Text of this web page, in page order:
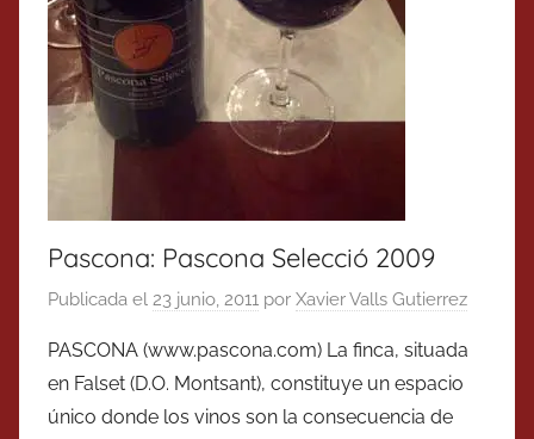
Pascona: Pascona Selecció 2009
Publicada el 23 junio, 2011 por Xavier Valls Gutierrez
PASCONA (www.pascona.com) La finca, situada
en Falset (D.O. Montsant), constituye un espacio
único donde los vinos son la consecuencia de